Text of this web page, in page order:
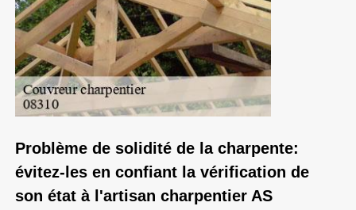
Problème de solidité de la charpente:
évitez-les en confiant la vérification de
son état à l'artisan charpentier AS